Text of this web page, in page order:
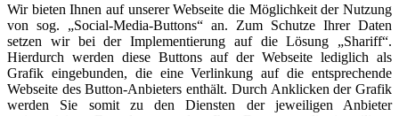
Wir bieten Ihnen auf unserer Webseite die Möglichkeit der Nutzung
von sog. „Social-Media-Buttons“ an. Zum Schutze Ihrer Daten
setzen wir bei der Implementierung auf die Lösung „Shariff“.
Hierdurch werden diese Buttons auf der Webseite lediglich als
Grafik eingebunden, die eine Verlinkung auf die entsprechende
Webseite des Button-Anbieters enthält. Durch Anklicken der Grafik
werden Sie somit zu den Diensten der jeweiligen Anbieter